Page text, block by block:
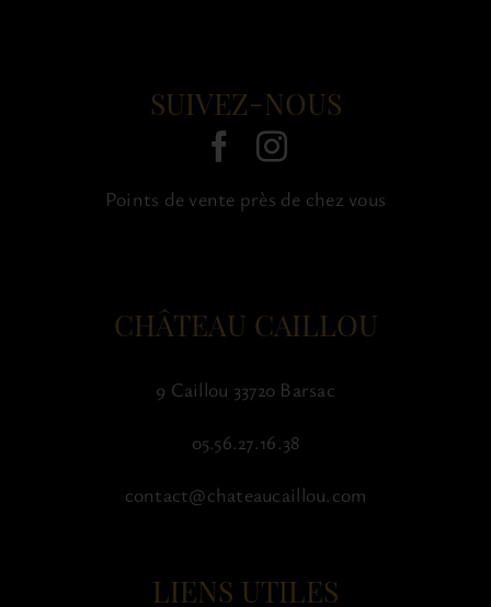
SUIVEZ-NOUS
Points de vente près de chez vous
CHÂTEAU CAILLOU
9 Caillou 33720 Barsac
05.56.27.16.38
contact@chateaucaillou.com
LIENS UTILES